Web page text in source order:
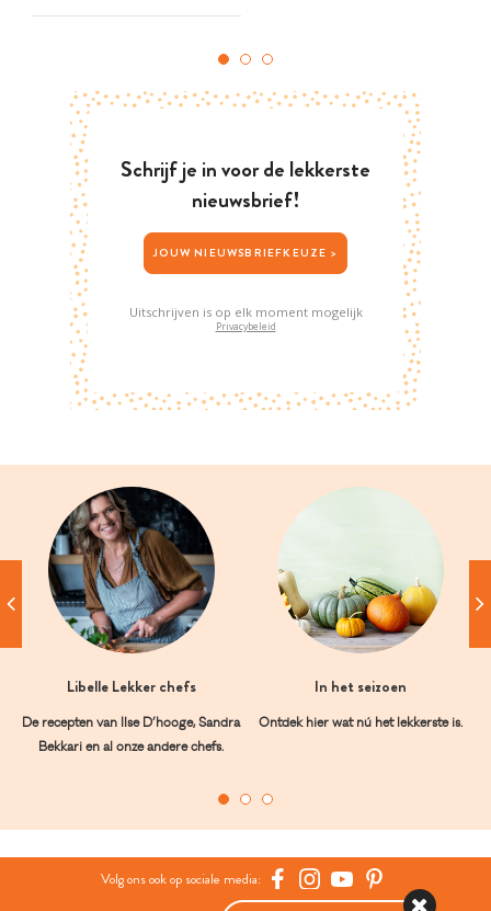
Schrijf je in voor de lekkerste
nieuwsbrief!
JOUW NIEUWSBRIEFKEUZE >
Uitschrijven is op elk moment mogelijk
Privacybeleid
Libelle Lekker chefs
De recepten van Ilse D’hooge, Sandra
Bekkari en al onze andere chefs.
In het seizoen
Ontdek hier wat nú het lekkerste is.
Volg ons ook op sociale media: